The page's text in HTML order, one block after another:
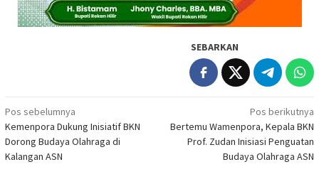
SEBARKAN
Navigasi
pos
Pos sebelumnya
Kemenpora Dukung Inisiatif BKN
Dorong Budaya Olahraga di
Kalangan ASN
Pos berikutnya
Bertemu Wamenpora, Kepala BKN
Prof. Zudan Inisiasi Penguatan
Budaya Olahraga ASN